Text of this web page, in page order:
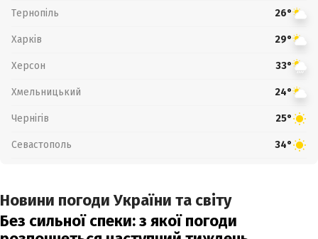
Тернопіль 26°
Харків 29°
Херсон 33°
Хмельницький 24°
Чернігів 25°
Севастополь 34°
Новини погоди України та світу
Без сильної спеки: з якої погоди